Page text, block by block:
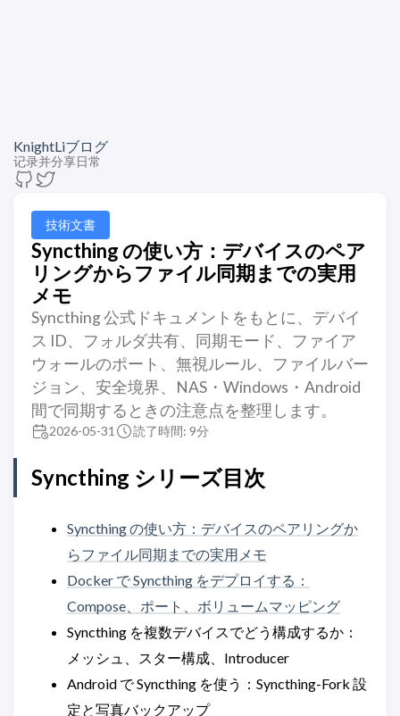
KnightLiブログ
记录并分享日常
技術文書
Syncthing の使い方：デバイスのペア
リングからファイル同期までの実用
メモ
Syncthing 公式ドキュメントをもとに、デバイ
ス ID、フォルダ共有、同期モード、ファイア
ウォールのポート、無視ルール、ファイルバー
ジョン、安全境界、NAS・Windows・Android
間で同期するときの注意点を整理します。
2026-05-31 読了時間: 9分
Syncthing シリーズ目次
Syncthing の使い方：デバイスのペアリングか
らファイル同期までの実用メモ
Docker で Syncthing をデプロイする：
Compose、ポート、ボリュームマッピング
Syncthing を複数デバイスでどう構成するか：
メッシュ、スター構成、Introducer
Android で Syncthing を使う：Syncthing-Fork 設
定と写真バックアップ